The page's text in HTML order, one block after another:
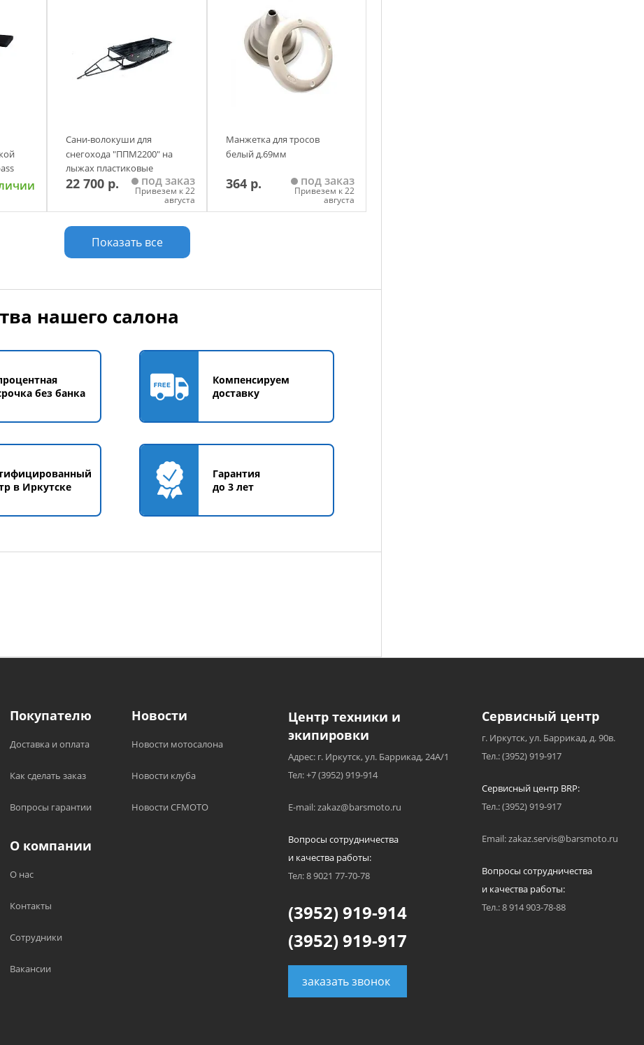
Сани-волокуши для
снегохода "ППМ2200" на
лыжах пластиковые
черный
22 700 р. под заказ
Привезем к 22
августа
Добавить в корзину
Манжетка для тросов
белый д.69мм
364 р. под заказ
Привезем к 22
августа
Показать все
нашего салона
без банка
Компенсируем
доставку
в Иркутске
Гарантия
до 3 лет
Покупателю
Доставка и оплата
Как сделать заказ
Вопросы гарантии
Новости
Новости мотосалона
Новости клуба
Новости CFMOTO
О компании
О нас
Контакты
Сотрудники
Вакансии
Центр техники и
экипировки
Адрес: г. Иркутск, ул. Баррикад, 24А/1
Тел: +7 (3952) 919-914
E-mail: zakaz@barsmoto.ru
Вопросы сотрудничества
и качества работы:
Тел: 8 9021 77-70-78
(3952) 919-914
(3952) 919-917
заказать звонок
Сервисный центр
г. Иркутск, ул. Баррикад, д. 90в.
Тел.: (3952) 919-917
Сервисный центр BRP:
Тел.: (3952) 919-917
Email: zakaz.servis@barsmoto.ru
Вопросы сотрудничества
и качества работы:
Тел.: 8 914 903-78-88